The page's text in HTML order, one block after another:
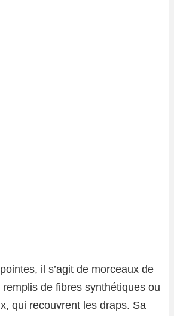
il s’agit de morceaux de
de fibres synthétiques ou
qui recouvrent les draps. Sa